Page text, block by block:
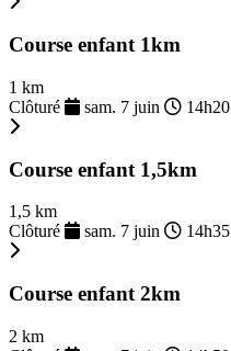
Course enfant 1km
1 km
Clôturé
sam. 7 juin 14h20
Course enfant 1,5km
1,5 km
Clôturé
sam. 7 juin 14h35
Course enfant 2km
2 km